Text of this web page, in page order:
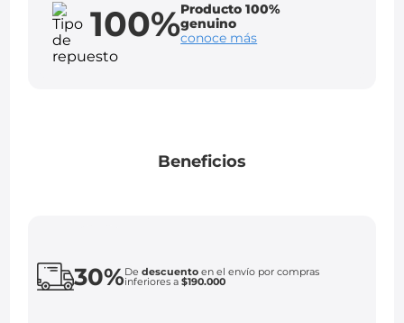
100%Producto 100%
genuino
conoce más
Beneficios
30%Dedescuento en el envío por compras
inferiores a$190.000